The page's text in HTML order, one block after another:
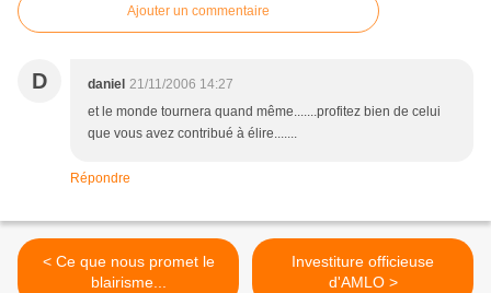
Ajouter un commentaire
D daniel 21/11/2006 14:27
et le monde tournera quand même.......profitez bien de celui
que vous avez contribué à élire.......
Répondre
< Ce que nous promet le
blairisme...
Investiture officieuse
d'AMLO >